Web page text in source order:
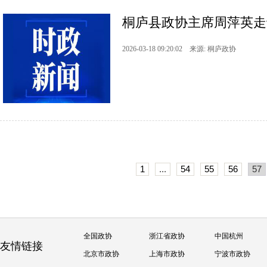
桐庐县政协主席周萍英
2026-03-18 09:20:02 来源: 桐庐政协
1 ... 54 55 56 57
友情链接
全国政协 浙江省政协 中国杭州
北京市政协 上海市政协 宁波市政协